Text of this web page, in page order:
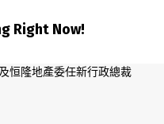
Right Now!